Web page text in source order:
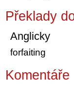
Překlady
Anglicky
forfaiting
Komentáře